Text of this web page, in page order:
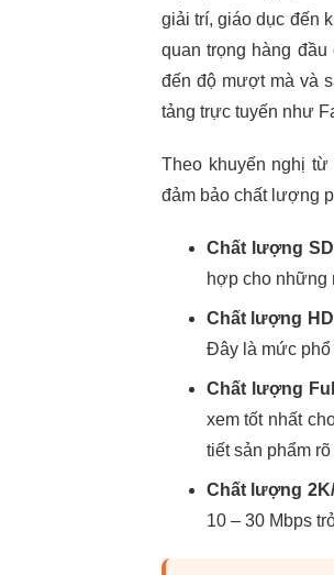
giải trí, giáo dục đến
quan trọng hàng
đến độ mượt mà và
tảng trực tuyến như
Theo khuyến nghị
đảm bảo chất lượng
Chất lượng
hợp cho những
Chất lượng HD
Đây là mức phổ
Chất lượng
xem tốt nhất
tiết sản phẩm rõ
Chất lượng
10 – 30 Mbps